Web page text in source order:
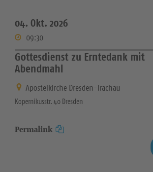
04. Okt. 2026
09:30
Gottesdienst zu Erntedank mit
Abendmahl
Apostelkirche Dresden-Trachau
Kopernikusstr. 40 Dresden
Permalink